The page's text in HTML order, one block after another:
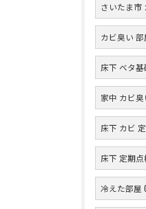
さいたま市
カビ臭い
床下 ベタ
家中 カビ
床下 カビ
床下 定期
冷えた部屋